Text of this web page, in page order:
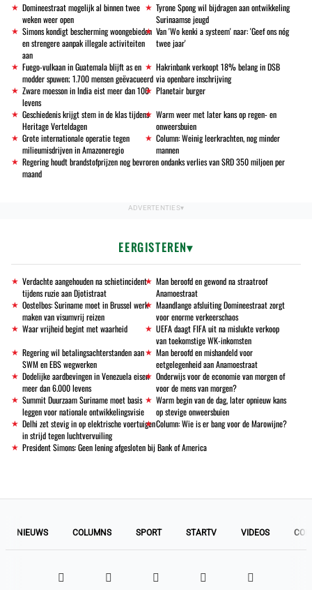
Domineestraat mogelijk al binnen twee
weken weer open
Tyrone Spong wil bijdragen aan ontwikkeling
Surinaamse jeugd
Simons kondigt bescherming woongebieden
en strengere aanpak illegale activiteiten
aan
Van 'Wo kenki a systeem' naar: 'Geef ons nóg
twee jaar'
Fuego-vulkaan in Guatemala blijft as en
modder spuwen; 1.700 mensen geëvacueerd
Hakrinbank verkoopt 18% belang in DSB
via openbare inschrijving
Zware moesson in India eist meer dan 100
levens
Planetair burger
Geschiedenis krijgt stem in de klas tijdens
Heritage Verteldagen
Warm weer met later kans op regen- en
onweersbuien
Grote internationale operatie tegen
milieumisdrijven in Amazoneregio
Column: Weinig leerkrachten, nog minder
mannen
Regering houdt brandstofprijzen nog bevroren ondanks verlies van SRD 350 miljoen per
maand
EERGISTEREN
Verdachte aangehouden na schietincident
tijdens ruzie aan Djotistraat
Man beroofd en gewond na straatroof
Anamoestraat
Oostelbos: Suriname moet in Brussel werk
maken van visumvrij reizen
Maandlange afsluiting Domineestraat zorgt
voor enorme verkeerschaos
Waar vrijheid begint met waarheid
UEFA daagt FIFA uit na mislukte verkoop
van toekomstige WK-inkomsten
Regering wil betalingsachterstanden aan
SWM en EBS wegwerken
Man beroofd en mishandeld voor
eetgelegenheid aan Anamoestraat
Dodelijke aardbevingen in Venezuela eisen
meer dan 6.000 levens
Onderwijs voor de economie van morgen of
voor de mens van morgen?
Summit Duurzaam Suriname moet basis
leggen voor nationale ontwikkelingsvisie
Warm begin van de dag, later opnieuw kans
op stevige onweersbuien
Delhi zet stevig in op elektrische voertuigen
in strijd tegen luchtvervuiling
Column: Wie is er bang voor de Marowijne?
President Simons: Geen lening afgesloten bij Bank of America
NIEUWS COLUMNS SPORT STARTV VIDEOS